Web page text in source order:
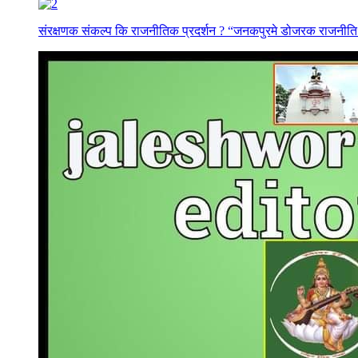
संरक्षणक संकल्प कि राजनीतिक प्रदर्शन ? “जनकपुरमे डोजरक